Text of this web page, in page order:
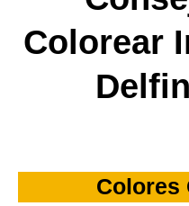
Colorear
Colores